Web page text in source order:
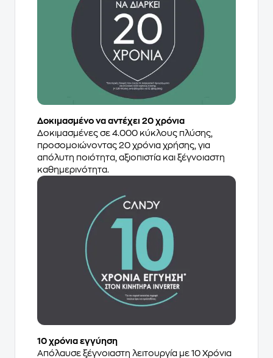
Δοκιμασμένο να αντέχει 20 χρόνια
Δοκιμασμένες σε 4.000 κύκλους πλύσης,
προσομοιώνοντας 20 χρόνια χρήσης, για
απόλυτη ποιότητα, αξιοπιστία και ξέγνοιαστη
καθημερινότητα.
10 χρόνια εγγύηση
Απόλαυσε ξέγνοιαστη λειτουργία με 10 Χρόνια